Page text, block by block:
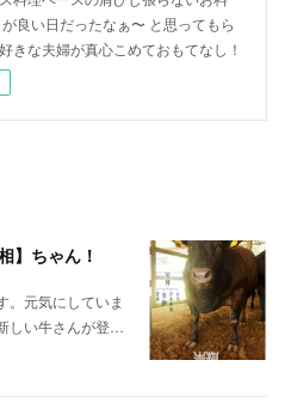
良い日だったなぁ〜 と思ってもら
きな夫婦が真心こめておもてなし！
】ちゃん！
。元気にしていま
しい牛さんが登…